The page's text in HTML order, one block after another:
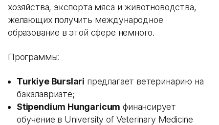
хозяйства, экспорта мяса и животноводства,
желающих получить международное
образование в этой сфере немного.
Программы:
Turkiye Burslari предлагает ветеринарию на
бакалавриате;
Stipendium Hungaricum финансирует
обучение в University of Veterinary Medicine